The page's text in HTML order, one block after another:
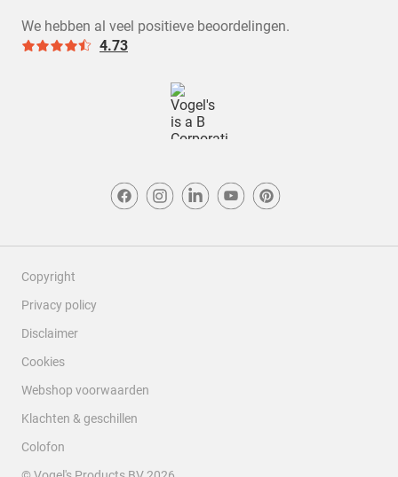
We hebben al veel positieve beoordelingen.
4.73
Copyright
Privacy policy
Disclaimer
Cookies
Webshop voorwaarden
Klachten & geschillen
Colofon